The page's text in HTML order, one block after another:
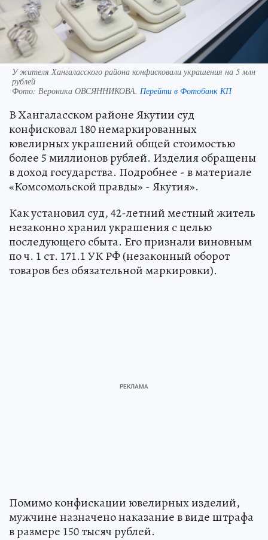
У жителя Хангаласского района конфисковали украшения на 5 млн
рублей
Фото: Вероника ОВСЯННИКОВА. Перейти в Фотобанк КП
В Хангаласском районе Якутии суд
конфисковал 180 немаркированных
ювелирных украшений общей стоимостью
более 5 миллионов рублей. Изделия обращены
в доход государства. Подробнее - в материале
«Комсомольской правды» - Якутия».
Как установил суд, 42-летний местный житель
незаконно хранил украшения с целью
последующего сбыта. Его признали виновным
по ч. 1 ст. 171.1 УК РФ (незаконный оборот
товаров без обязательной маркировки).
Помимо конфискации ювелирных изделий,
мужчине назначено наказание в виде штрафа
в размере 150 тысяч рублей.